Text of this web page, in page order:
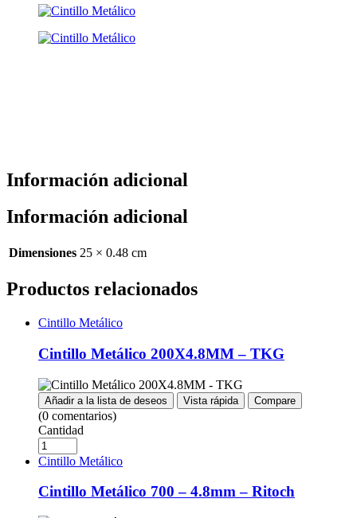
Información adicional
Información adicional
Dimensiones 25 × 0.48 cm
Productos relacionados
Cintillo Metálico
Cintillo Metálico 200X4.8MM – TKG
Añadir a la lista de deseos Vista rápida Compare
(0 comentarios)
Cantidad
Cintillo Metálico
Cintillo Metálico 700 – 4.8mm – Ritoch